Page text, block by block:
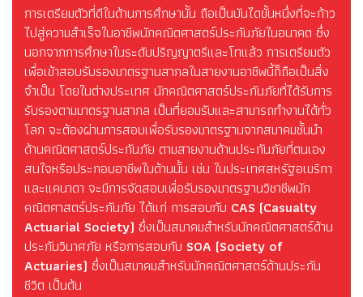
การเตรียมตัวที่ดีในด้านการศึกษานั้น ถือเป็นบันไดขั้นหนึ่งที่จะก้าว
ไปสู่ความสำเร็จในอาชีพนักคณิตศาสตร์ประกันภัยในอนาคต ซึ่ง
นอกจากการศึกษาในระดับปริญญาตรีและโทแล้ว การเตรียมตัว
เพื่อเข้าสอบรับรองมาตรฐานสากลในสายงานอาชีพนี้ก็ถือเป็นสิ่ง
จำเป็น โดยในต่างประเทศ นักคณิตศาสตร์ประกันภัยที่ได้รับการ
รับรองตามมาตรฐานสากล เป็นที่ยอมรับและสามารถทำงานได้ทั่ว
โลก จะต้องผ่านการสอบเพื่อรับรองมาตรฐานจากสมาคมชั้นนำ
ด้านคณิตศาสตร์ประกันภัย ตามสายงานด้านประกันภัยที่ตนเอง
สนใจหรือประกอบอาชีพในด้านนั้น เช่น ในประเทศสหรัฐอเมริกา
และแคนาดา จะมีการจัดสอบเพื่อรับรองมาตรฐานวิชาชีพนัก
คณิตศาสตร์ประกันภัย ได้แก่ การสอบกับ CAS (Casualty
Actuarial Society) ซึ่งเป็นสมาคมสำหรับนักคณิตศาสตร์ด้าน
ประกันวินาศภัย หรือการสอบกับ SOA (Society of
Actuaries) ซึ่งเป็นสมาคมสำหรับนักคณิตศาสตร์ด้านประกัน
ชีวิต เป็นต้น